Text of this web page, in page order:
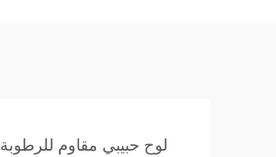
لوح حبيبي مقاوم للرطوبة